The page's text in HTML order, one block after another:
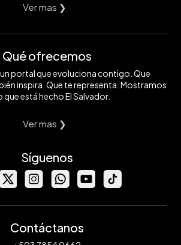
Ver mas ❯
Qué ofrecemos
portal que evoluciona contigo. Que
inspira. Que te representa. Mostramos
que está hecho El Salvador.
Ver mas ❯
Síguenos
Contáctanos